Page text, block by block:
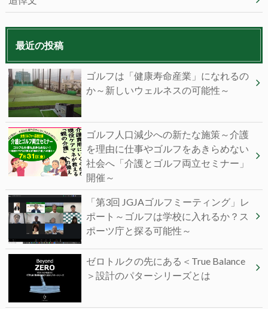
最近の投稿
ゴルフは「健康寿命産業」になれるの
か～新しいウェルネスの可能性～
ゴルフ人口減少への新たな施策～介護
を理由に仕事やゴルフをあきらめない
社会へ「介護とゴルフ両立セミナー」
開催～
「第3回 JGJAゴルフミーティング」レ
ポート～ゴルフは学校に入れるか？ス
ポーツ庁と探る可能性～
ゼロトルクの先にある＜True Balance
＞設計のパターシリーズとは